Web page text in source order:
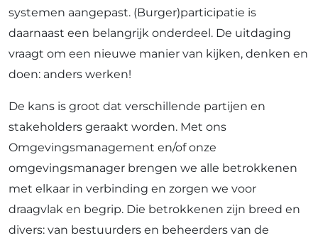
systemen aangepast. (Burger)participatie is
daarnaast een belangrijk onderdeel. De uitdaging
vraagt om een nieuwe manier van kijken, denken en
doen: anders werken!
De kans is groot dat verschillende partijen en
stakeholders geraakt worden. Met ons
Omgevingsmanagement en/of onze
omgevingsmanager brengen we alle betrokkenen
met elkaar in verbinding en zorgen we voor
draagvlak en begrip. Die betrokkenen zijn breed en
divers: van bestuurders en beheerders van de